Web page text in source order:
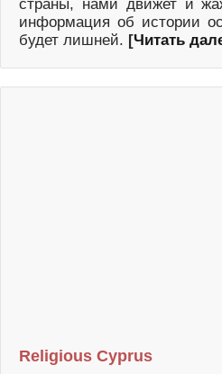
страны, нами движет и
информация об истории
будет лишней. [Читать
Religious Cyprus